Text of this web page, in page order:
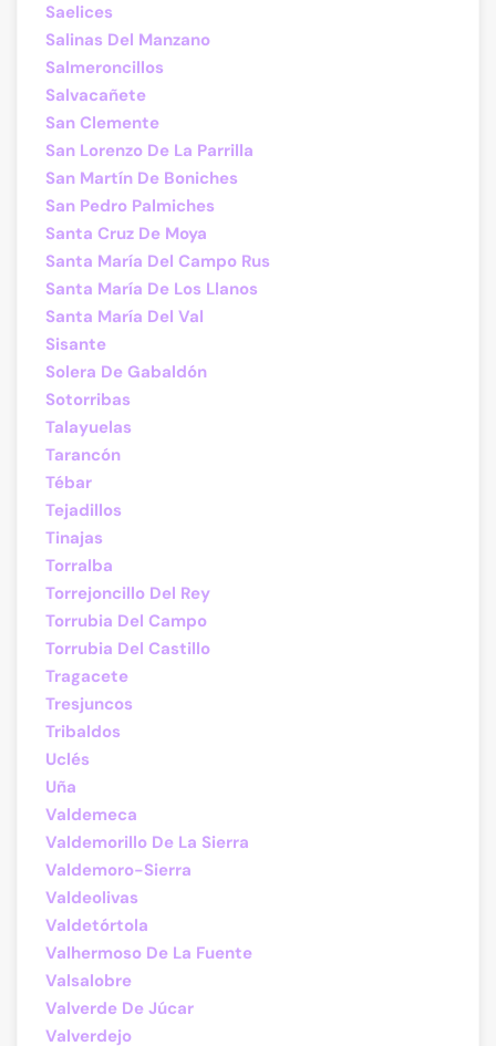
Saelices
Salinas Del Manzano
Salmeroncillos
Salvacañete
San Clemente
San Lorenzo De La Parrilla
San Martín De Boniches
San Pedro Palmiches
Santa Cruz De Moya
Santa María Del Campo Rus
Santa María De Los Llanos
Santa María Del Val
Sisante
Solera De Gabaldón
Sotorribas
Talayuelas
Tarancón
Tébar
Tejadillos
Tinajas
Torralba
Torrejoncillo Del Rey
Torrubia Del Campo
Torrubia Del Castillo
Tragacete
Tresjuncos
Tribaldos
Uclés
Uña
Valdemeca
Valdemorillo De La Sierra
Valdemoro-Sierra
Valdeolivas
Valdetórtola
Valhermoso De La Fuente
Valsalobre
Valverde De Júcar
Valverdejo